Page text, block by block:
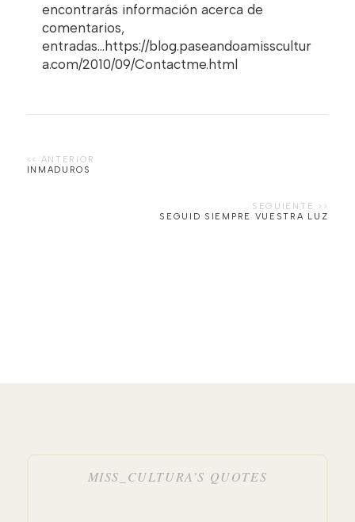
encontrarás información acerca de
comentarios,
entradas...https://blog.paseandoamisscultur
a.com/2010/09/Contactme.html
INMADUROS
SEGUID SIEMPRE VUESTRA LUZ
MISS_CULTURA’S QUOTES